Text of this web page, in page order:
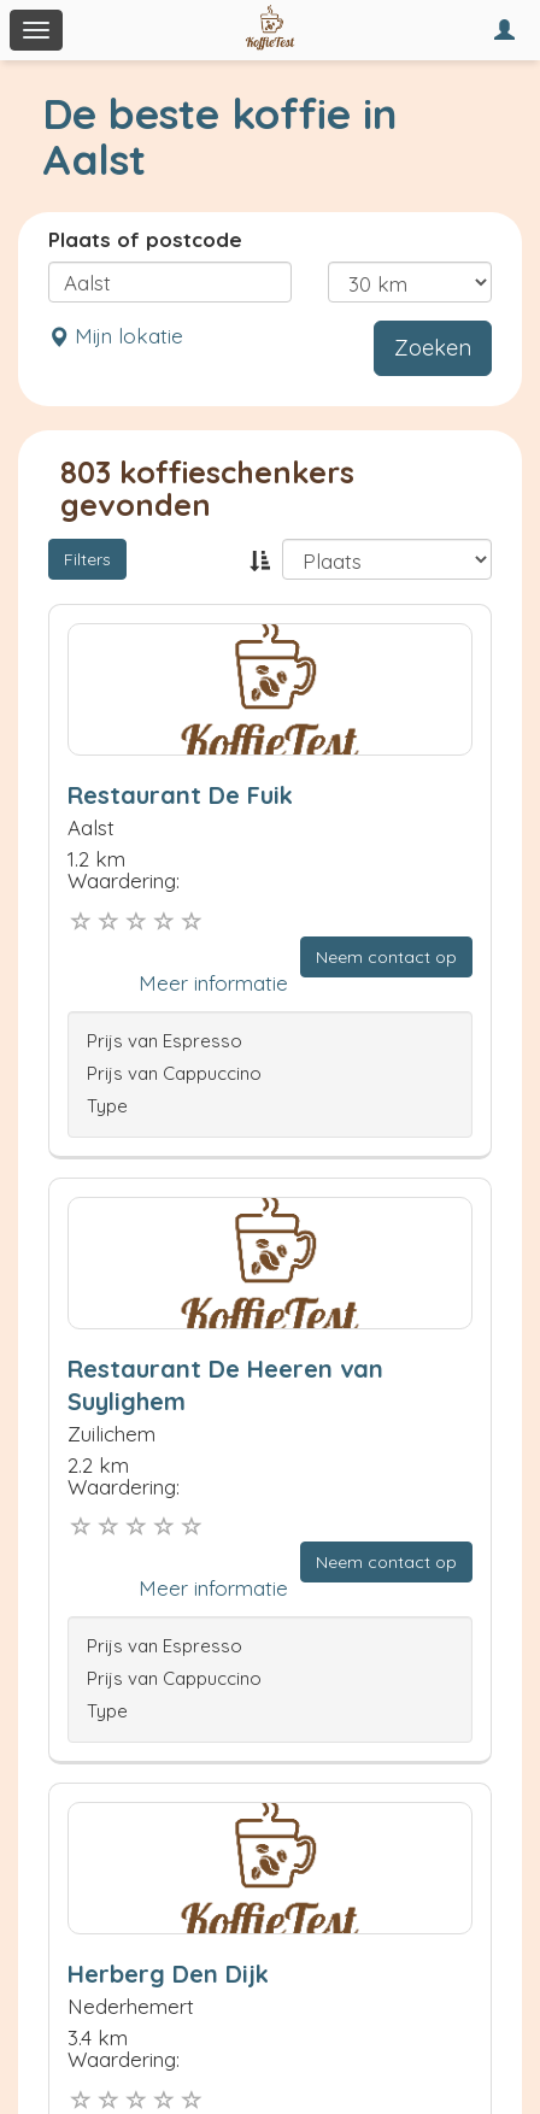
Toggle
navigation
De beste koffie in
Aalst
Plaats of postcode
Mijn lokatie Zoeken
803 koffieschenkers
gevonden
Filters
Restaurant De Fuik
Aalst
1.2 km
Waardering:
Neem contact op
Meer informatie
Prijs van Espresso
Prijs van Cappuccino
Type
Restaurant De Heeren van
Suylighem
Zuilichem
2.2 km
Waardering:
Neem contact op
Meer informatie
Prijs van Espresso
Prijs van Cappuccino
Type
Herberg Den Dijk
Nederhemert
3.4 km
Waardering: